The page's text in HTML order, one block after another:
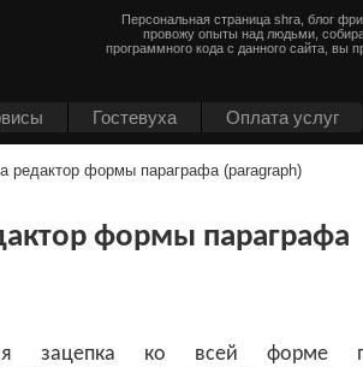
Гостевуха Оплата услуг
Персональная страница shra, блог
провожу опыты над людьми,
программного кода с данного сайта, вы
редактор формы параграфа (paragraph)
формы параграфа
зацепка ко всей форме